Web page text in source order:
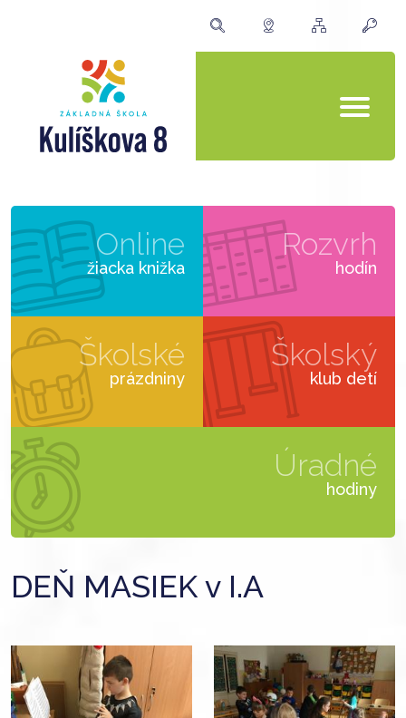
Online
žiacka knižka
Rozvrh
hodín
Školské
prázdniny
Školský
klub detí
Úradné
hodiny
DEŇ MASIEK v I.A